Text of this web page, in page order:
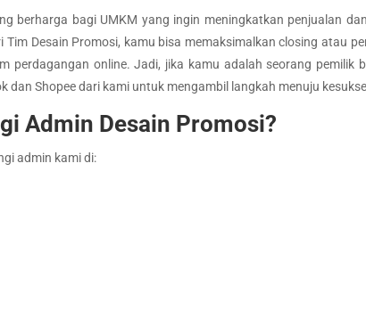
berharga bagi UMKM yang ingin meningkatkan penjualan
Desain Promosi, kamu bisa memaksimalkan closing atau
perdagangan online. Jadi, jika kamu adalah seorang
dan Shopee dari kami untuk mengambil langkah menuju
Admin Desain Promosi?
admin kami di: